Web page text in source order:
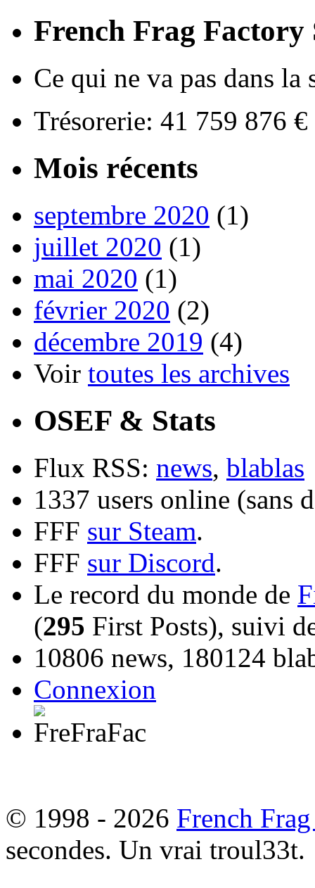
French Frag Factory
Ce qui ne va pas dans la
Trésorerie: 41 759 876
Mois récents
septembre 2020 (1)
juillet 2020 (1)
mai 2020 (1)
février 2020 (2)
décembre 2019 (4)
Voir toutes les archives
OSEF & Stats
Flux RSS: news, blablas
1337 users online (sans
FFF sur Steam.
FFF sur Discord.
Le record du monde de
(295 First Posts), suivi
10806 news, 180124
Connexion
© 1998 - 2026 French
secondes. Un vrai troul33t.